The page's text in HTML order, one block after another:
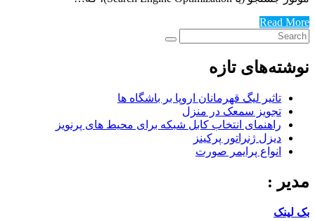
Read More
نوشته‌های تازه
تاثیر لیگ قهرمانان اروپا بر باشگاه ها
تجویز سمعک در منزل
راهنمای انتخاب کابل شبکه برای محیط های پرنویز
دیزل ژنراتور پرکینز
انواع پرایمر صورت
مدیر :
بک لینک